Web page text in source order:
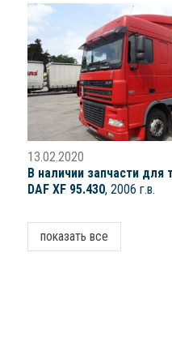
13.02.2020
В наличии запчасти для
DAF XF 95.430, 2006 г.в.
показать все